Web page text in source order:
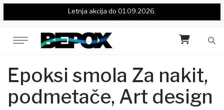
Letnja akcija do 01.09.2026.
Epoksi smola Za nakit,
podmetače, Art design